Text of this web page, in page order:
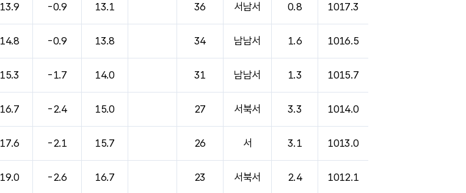
13.9 -0.9 13.1 36 서남서 0.8 1017.3
14.8 -0.9 13.8 34 남남서 1.6 1016.5
15.3 -1.7 14.0 31 남남서 1.3 1015.7
16.7 -2.4 15.0 27 서북서 3.3 1014.0
17.6 -2.1 15.7 26 서 3.1 1013.0
19.0 -2.6 16.7 23 서북서 2.4 1012.1